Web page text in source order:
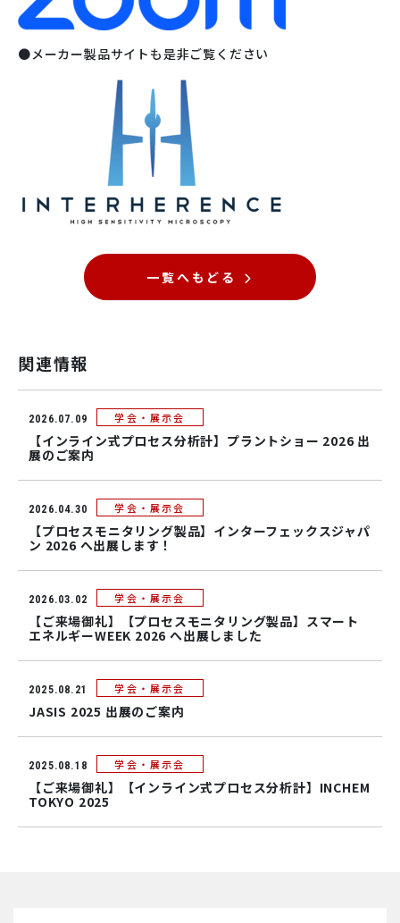
●メーカー製品サイトも是非ご覧ください
一覧へもどる
関連情報
2026.07.09 学会・展示会
【インライン式プロセス分析計】プラントショー 2026 出
展のご案内
2026.04.30 学会・展示会
【プロセスモニタリング製品】インターフェックスジャパ
ン 2026 へ出展します！
2026.03.02 学会・展示会
【ご来場御礼】【プロセスモニタリング製品】スマート
エネルギーWEEK 2026 へ出展しました
2025.08.21 学会・展示会
JASIS 2025 出展のご案内
2025.08.18 学会・展示会
【ご来場御礼】【インライン式プロセス分析計】INCHEM
TOKYO 2025